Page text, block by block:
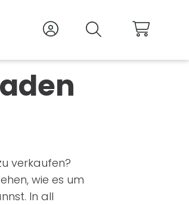
Zum
Suche
verkaufen?
wie es um
In all